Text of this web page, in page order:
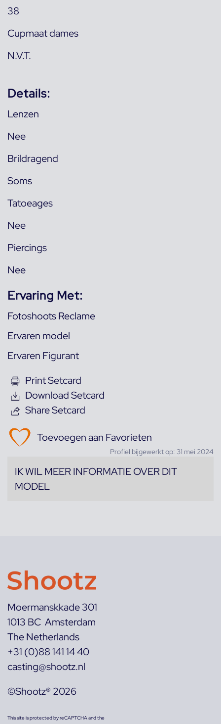
38
Cupmaat dames
N.V.T.
Details:
Lenzen
Nee
Brildragend
Soms
Tatoeages
Nee
Piercings
Nee
Ervaring Met:
Fotoshoots Reclame
Ervaren model
Ervaren Figurant
Print Setcard
Download Setcard
Share Setcard
Toevoegen aan Favorieten
Profiel bijgewerkt op: 31 mei 2024
IK WIL MEER INFORMATIE OVER DIT
MODEL
Moermanskkade 301
1013 BC Amsterdam
The Netherlands
+31 (0)88 141 14 40
casting@shootz.nl
©Shootz® 2026
This site is protected by reCAPTCHA and the